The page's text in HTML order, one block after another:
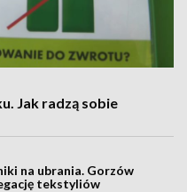
Jak radzą sobie
na ubrania. Gorzów
tekstyliów